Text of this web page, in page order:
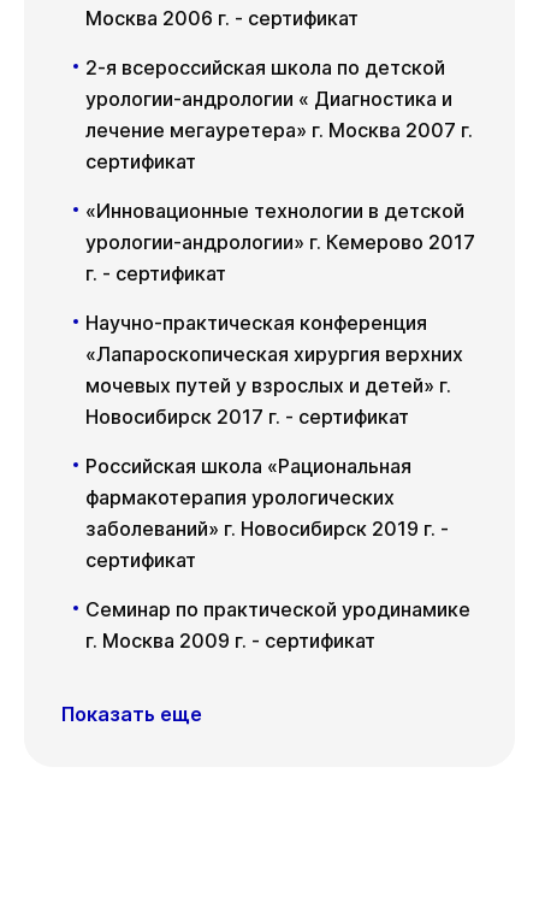
Москва 2006 г. - сертификат
2-я всероссийская школа по детской
урологии-андрологии « Диагностика и
лечение мегауретера» г. Москва 2007 г.
сертификат
«Инновационные технологии в детской
урологии-андрологии» г. Кемерово 2017
г. - сертификат
Научно-практическая конференция
«Лапароскопическая хирургия верхних
мочевых путей у взрослых и детей» г.
Новосибирск 2017 г. - сертификат
Российская школа «Рациональная
фармакотерапия урологических
заболеваний» г. Новосибирск 2019 г. -
сертификат
Семинар по практической уродинамике
г. Москва 2009 г. - сертификат
Показать еще